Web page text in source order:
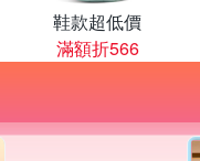
鞋款超低價
滿額折566